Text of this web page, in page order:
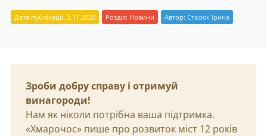
Дата публікації: 3.11.2020 Розділ: Новини Автор: Стасюк Ірина
Зроби добру справу і отримуй
винагороди!
Нам як ніколи потрібна ваша підтримка.
«Хмарочос» пише про розвиток міст 12 років